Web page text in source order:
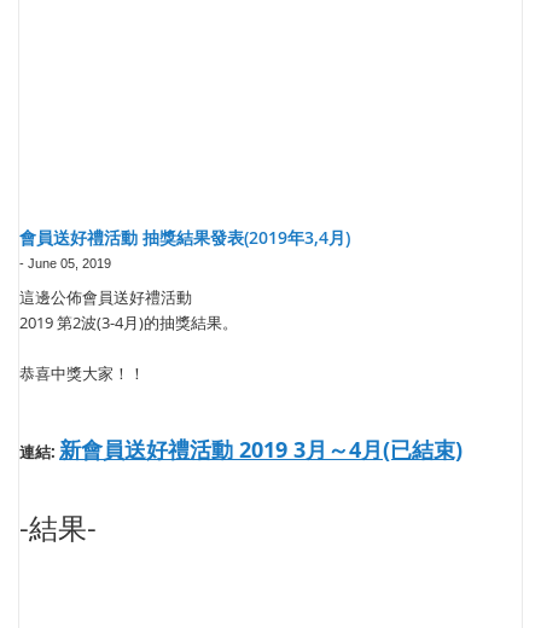
會員送好禮活動 抽獎結果發表(2019年3,4月)
- June 05, 2019
這邊公佈會員送好禮活動
2019 第2波(3-4月)的抽獎結果。
恭喜中獎大家！！
連結: 新會員送好禮活動 2019 3月～4月(已結束)
-結果-